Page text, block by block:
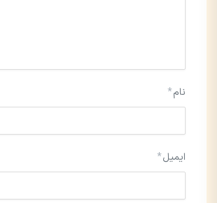
نام*
ایمیل*